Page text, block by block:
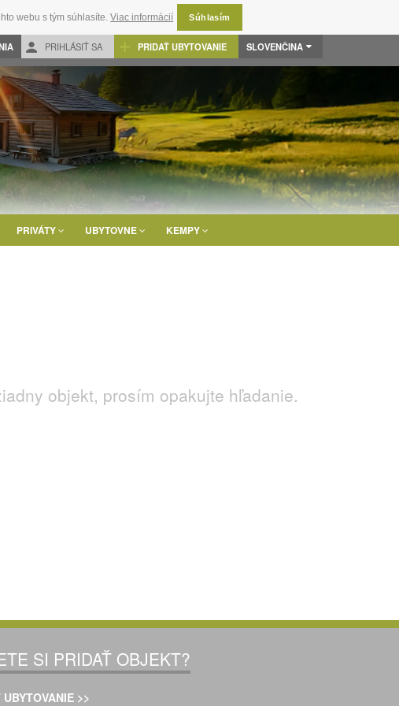
webu s tým súhlasíte.Viac informácií Súhlasím
PRIHLÁSIŤ SA PRIDAŤ UBYTOVANIE SLOVENČINA
PRIVÁTY UBYTOVNE KEMPY
objekt, prosím opakujte hľadanie.
SI PRIDAŤ OBJEKT?
UBYTOVANIE >>